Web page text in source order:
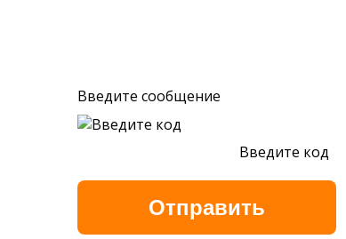
Введите сообщение
Введите код